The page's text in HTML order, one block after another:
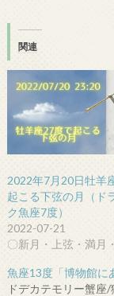
関連
2022年7月20日牡羊
起こる下弦の月（ド
ク魚座7度）
2022-07-21
〇新月・上弦・満月
魚座13度「博物館に
ドデカテモリー蟹座/